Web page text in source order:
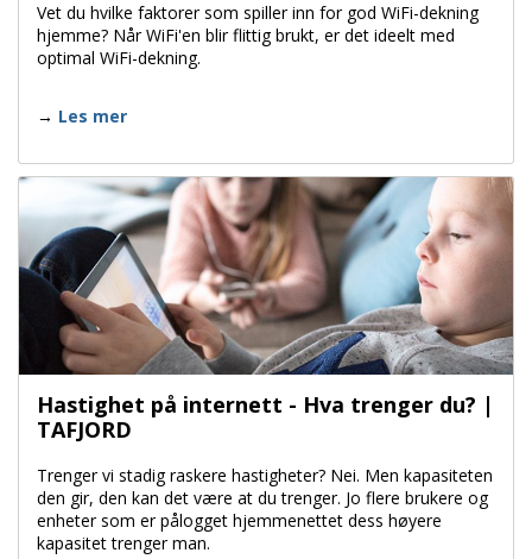
Vet du hvilke faktorer som spiller inn for god WiFi-dekning
hjemme? Når WiFi'en blir flittig brukt, er det ideelt med
optimal WiFi-dekning.
Les mer
Hastighet på internett - Hva trenger du? |
TAFJORD
Trenger vi stadig raskere hastigheter? Nei. Men kapasiteten
den gir, den kan det være at du trenger. Jo flere brukere og
enheter som er pålogget hjemmenettet dess høyere
kapasitet trenger man.